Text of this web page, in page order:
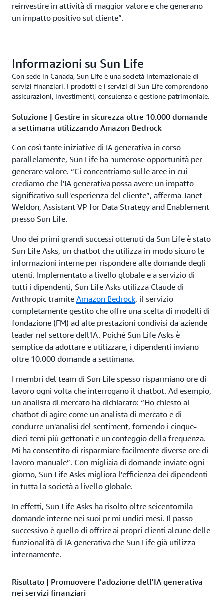
reinvestire in attività di maggior valore e che generano
un impatto positivo sul cliente”.
Informazioni su Sun Life
Con sede in Canada, Sun Life è una società internazionale di
servizi finanziari. I prodotti e i servizi di Sun Life comprendono
assicurazioni, investimenti, consulenza e gestione patrimoniale.
Soluzione | Gestire in sicurezza oltre 10.000 domande
a settimana utilizzando Amazon Bedrock
Con così tante iniziative di IA generativa in corso
parallelamente, Sun Life ha numerose opportunità per
generare valore. “Ci concentriamo sulle aree in cui
crediamo che l'IA generativa possa avere un impatto
significativo sull'esperienza del cliente”, afferma Janet
Weldon, Assistant VP for Data Strategy and Enablement
presso Sun Life.
Uno dei primi grandi successi ottenuti da Sun Life è stato
Sun Life Asks, un chatbot che utilizza in modo sicuro le
informazioni interne per rispondere alle domande degli
utenti. Implementato a livello globale e a servizio di
tutti i dipendenti, Sun Life Asks utilizza Claude di
Anthropic tramite Amazon Bedrock, il servizio
completamente gestito che offre una scelta di modelli di
fondazione (FM) ad alte prestazioni condivisi da aziende
leader nel settore dell'IA. Poiché Sun Life Asks è
semplice da adottare e utilizzare, i dipendenti inviano
oltre 10.000 domande a settimana.
I membri del team di Sun Life spesso risparmiano ore di
lavoro ogni volta che interrogano il chatbot. Ad esempio,
un analista di mercato ha dichiarato: “Ho chiesto al
chatbot di agire come un analista di mercato e di
condurre un'analisi del sentiment, fornendo i cinque-
dieci temi più gettonati e un conteggio della frequenza.
Mi ha consentito di risparmiare facilmente diverse ore di
lavoro manuale”. Con migliaia di domande inviate ogni
giorno, Sun Life Asks migliora l'efficienza dei dipendenti
in tutta la società a livello globale.
In effetti, Sun Life Asks ha risolto oltre seicentomila
domande interne nei suoi primi undici mesi. Il passo
successivo è quello di offrire ai propri clienti alcune delle
funzionalità di IA generativa che Sun Life già utilizza
internamente.
Risultato | Promuovere l'adozione dell'IA generativa
nei servizi finanziari